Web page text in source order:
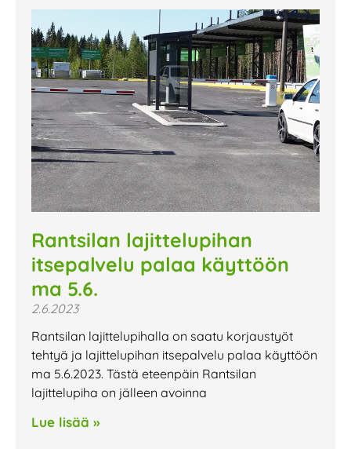
Rantsilan lajittelupihan
itsepalvelu palaa käyttöön
ma 5.6.
2.6.2023
Rantsilan lajittelupihalla on saatu korjaustyöt
tehtyä ja lajittelupihan itsepalvelu palaa käyttöön
ma 5.6.2023. Tästä eteenpäin Rantsilan
lajittelupiha on jälleen avoinna
Lue lisää »